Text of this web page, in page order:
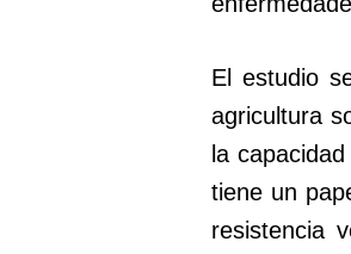
El estudio
agricultura
la
tiene un
resistencia